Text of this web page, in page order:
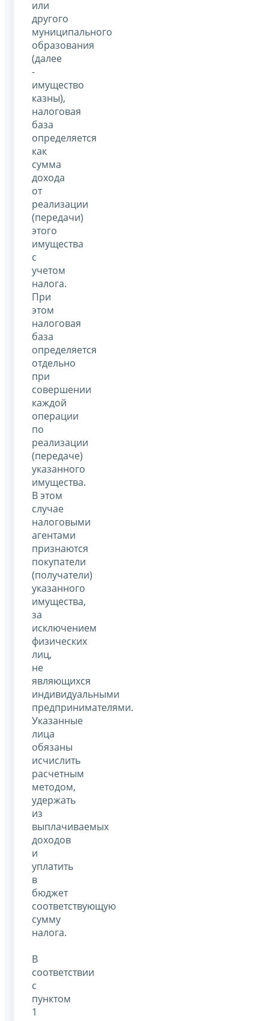
или
другого
муниципального
образования
(далее
-
имущество
казны),
налоговая
база
определяется
как
сумма
дохода
от
реализации
(передачи)
этого
имущества
с
учетом
налога.
При
этом
налоговая
база
определяется
отдельно
при
совершении
каждой
операции
по
реализации
(передаче)
указанного
имущества.
В этом
случае
налоговыми
агентами
признаются
покупатели
(получатели)
указанного
имущества,
за
исключением
физических
лиц,
не
являющихся
индивидуальными
предпринимателями.
Указанные
лица
обязаны
исчислить
расчетным
методом,
удержать
из
выплачиваемых
доходов
и
уплатить
в
бюджет
соответствующую
сумму
налога.
В
соответствии
с
пунктом
1